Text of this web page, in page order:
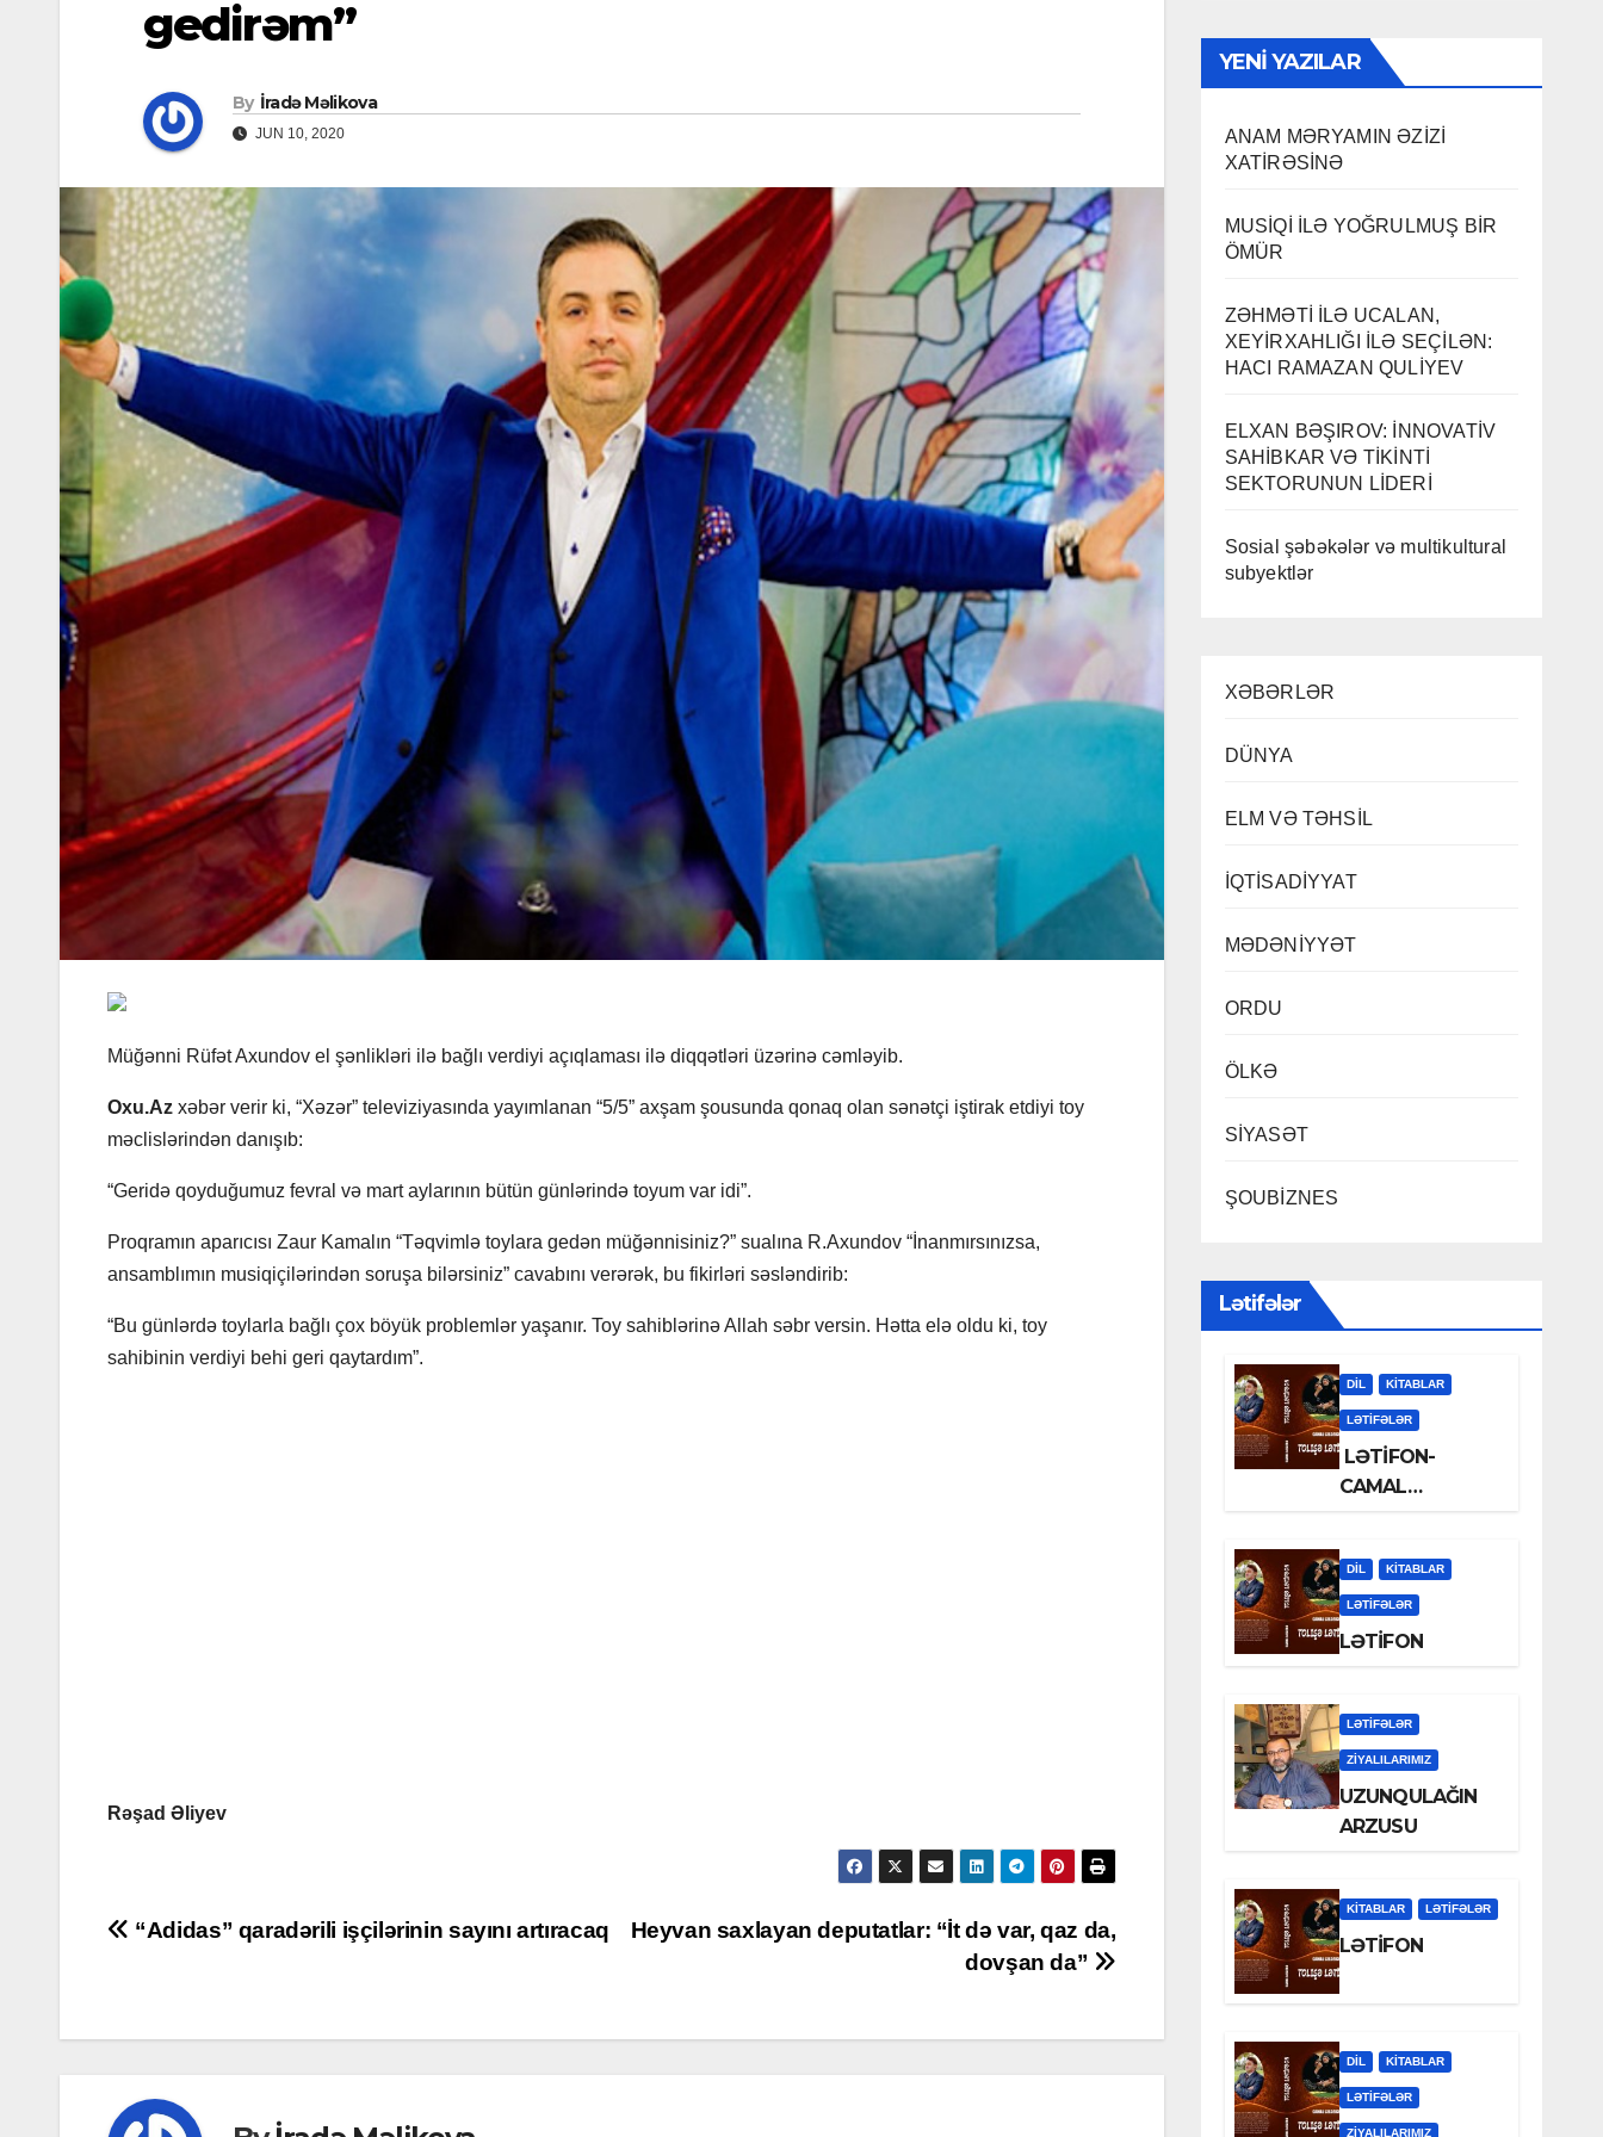
gedirəm”
By İradə Məlikova
JUN 10, 2020
Müğənni Rüfət Axundov el şənlikləri ilə bağlı verdiyi açıqlaması ilə diqqətləri üzərinə cəmləyib.
Oxu.Az xəbər verir ki, “Xəzər” televiziyasında yayımlanan “5/5” axşam şousunda qonaq olan sənətçi iştirak etdiyi toy
məclislərindən danışıb:
“Geridə qoyduğumuz fevral və mart aylarının bütün günlərində toyum var idi”.
Proqramın aparıcısı Zaur Kamalın “Təqvimlə toylara gedən müğənnisiniz?” sualına R.Axundov “İnanmırsınızsa,
ansamblımın musiqiçilərindən soruşa bilərsiniz” cavabını verərək, bu fikirləri səsləndirib:
“Bu günlərdə toylarla bağlı çox böyük problemlər yaşanır. Toy sahiblərinə Allah səbr versin. Hətta elə oldu ki, toy
sahibinin verdiyi behi geri qaytardım”.
Rəşad Əliyev
Post
Heyvan saxlayan deputatlar: “İt də var, qaz da,
dovşan da”
“Adidas” qaradərili işçilərinin sayını artıracaq
YENI YAZILAR
ANAM MƏRYAMIN ƏZİZİ
XATİRƏSİNƏ
MUSİQİ İLƏ YOĞRULMUŞ BİR
ÖMÜR
ZƏHMƏTİ İLƏ UCALAN,
XEYİRXAHLIĞI İLƏ SEÇİLƏN:
HACI RAMAZAN QULİYEV
ELXAN BƏŞIROV: İNNOVATİV
SAHİBKAR VƏ TİKİNTİ
SEKTORUNUN LİDERİ
Sosial şəbəkələr və multikultural
subyektlər
XƏBƏRLƏR
DÜNYA
ELM VƏ TƏHSİL
İQTİSADİYYAT
MƏDƏNİYYƏT
ORDU
ÖLKƏ
SİYASƏT
ŞOUBİZNES
Lətifələr
DİL KİTABLAR
LƏTIFƏLƏR
LƏTİFON-
CAMAL
DİL KİTABLAR
LƏTIFƏLƏR
LƏTİFON
LƏTIFƏLƏR
ZİYALILARIMIZ
UZUNQULAĞIN
ARZUSU
KİTABLAR LƏTIFƏLƏR
LƏTİFON
DİL KİTABLAR
LƏTIFƏLƏR
ZİYALILARIMIZ